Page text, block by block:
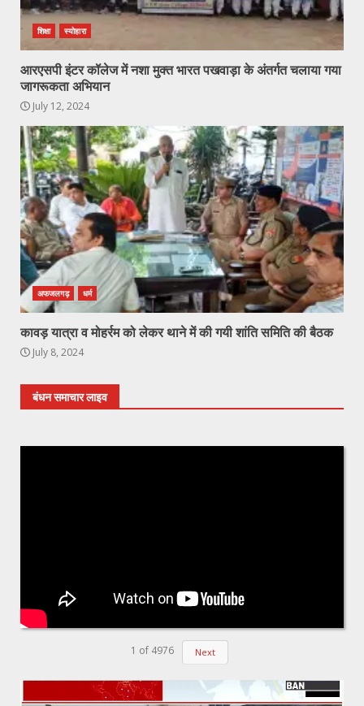
शिक्षा स्योहारा
आरएसपी इंटर कॉलेज में नशा मुक्त भारत पखवाड़ा के अंतर्गत चलाया गया
जागरूकता अभियान
July 12, 2024
अफजलगढ़ धर्म
कावड़ यात्रा व मोहर्रम को लेकर थाने में की गयी शांति समिति की बैठक
July 8, 2024
बंधन समाचार लाइव
1 of 4976 Next